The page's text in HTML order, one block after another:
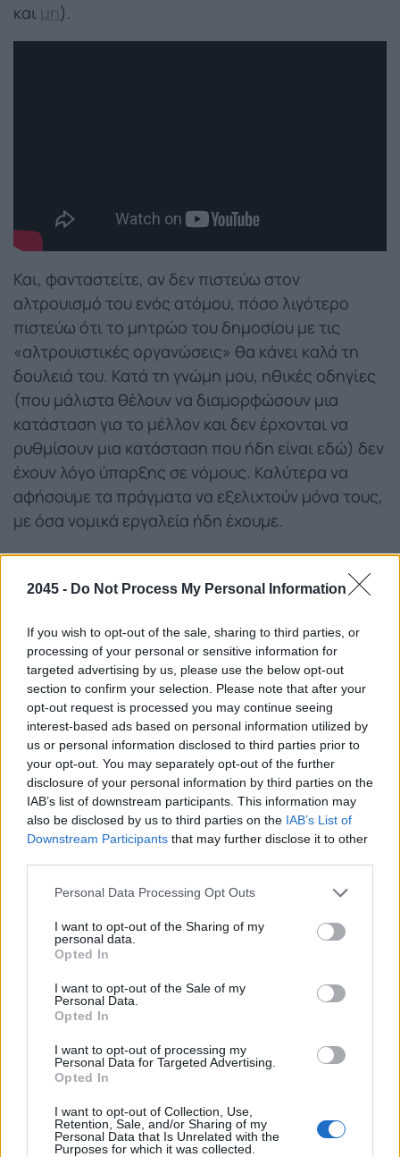
2045 - Do Not Process My Personal Information
If you wish to opt-out of the sale, sharing to third parties, or
processing of your personal or sensitive information for
targeted advertising by us, please use the below opt-out
section to confirm your selection. Please note that after your
opt-out request is processed you may continue seeing
interest-based ads based on personal information utilized by
us or personal information disclosed to third parties prior to
your opt-out. You may separately opt-out of the further
disclosure of your personal information by third parties on the
IAB’s list of downstream participants. This information may
also be disclosed by us to third parties on the IAB’s List of
Downstream Participants that may further disclose it to other
Please note that this website/app uses one or more Google
not limited to your visit or usage behaviour. You may click to
grant or deny consent to Google and its third-party tags to
use your data for below specified purposes in below Google
consent section.
Personal Data Processing Opt Outs
I want to opt-out of the Sharing of my
personal data.
Opted In
I want to opt-out of the Sale of my
Personal Data.
Opted In
I want to opt-out of processing my
Personal Data for Targeted Advertising.
Opted In
I want to opt-out of Collection, Use,
Retention, Sale, and/or Sharing of my
Personal Data that Is Unrelated with the
Purposes for which it was collected.
και μη).
Και, φανταστείτε, αν δεν πιστεύω στον
αλτρουισμό του ενός ατόμου, πόσο λιγότερο
πιστεύω ότι το μητρώο του δημοσίου με τις
«αλτρουιστικές οργανώσεις» θα κάνει καλά τη
δουλειά του. Κατά τη γνώμη μου, ηθικές οδηγίες
(που μάλιστα θέλουν να διαμορφώσουν μια
κατάσταση για το μέλλον και δεν έρχονται να
ρυθμίσουν μια κατάσταση που ήδη είναι εδώ) δεν
έχουν λόγο ύπαρξης σε νόμους. Καλύτερα να
αφήσουμε τα πράγματα να εξελιχτούν μόνα τους,
με όσα νομικά εργαλεία ήδη έχουμε.
Είμαι τυχερός, επειδή τα δύο παραπάνω σημεία
μου είναι ορατά στο αρχικό μου κείμενο στο
δεν έχει μια ενεργητική και μια παθητική ψηφιακή
ηθική υποχρέωση. Παθητική, αφήνοντας για
παράδειγμα τα mobile data του ανοιχτά όσο
περισσότερο μπορεί. Ενεργητική, κάνοντας
ενέργειες για το γενικό ψηφιακό καλό», όπου
ενεργητική είναι για παράδειγμα η συγγραφή
λημμάτων στην Wikipedia ή η σύνταξη λίστας στο
Spotify.
“Δηλαδή, ο αλτρουισμός δεν
μπορεί να είναι μόνο
παθητικός – το άτομο πρέπει
να μπορεί και να νιώθει ότι
Το δεύτερο σημείο μου, αυτό της έλλειψης
αληθινού αλτρουισμού, γίνεται φανερό αν
αναλογιστεί κανείς γιατί ξεκίνησα τότε να γράφω
όλο εκείνο το κείμενο: Επειδή πρώτα ωφελήθηκα
από το Google Maps στην καθημερινότητά μου.